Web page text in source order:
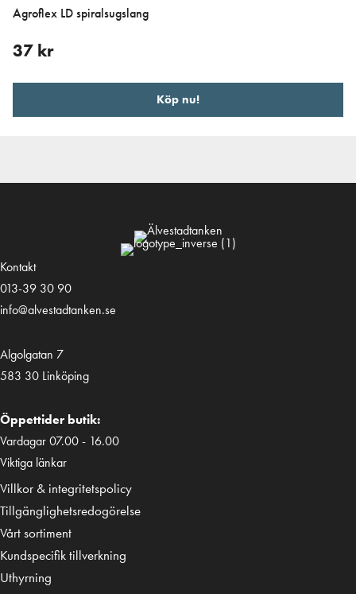
Agroflex LD spiralsugslang
37 kr
Köp nu!
Kontakt
013-39 30 90
info@alvestadtanken.se
Algolgatan 7
583 30 Linköping
Öppettider butik:
Vardagar 07.00 - 16.00
Viktiga länkar
Villkor & integritetspolicy
Tillgänglighetsredogörelse
Vårt sortiment
Kundspecifik tillverkning
Uthyrning